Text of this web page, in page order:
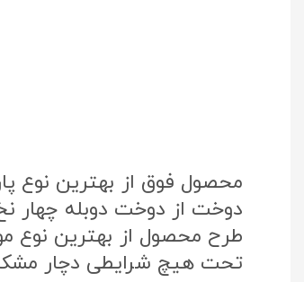
محصول فوق از بهترین نوع
دوخت از دوخت دوبله چهار
تحت هیچ شرایطی دچار